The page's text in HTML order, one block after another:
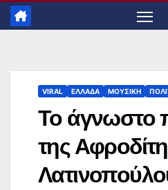
VIRAL ΕΛΛΑΔΑ ΜΟΥΣΙΚΗ
Το άγνωστο
της